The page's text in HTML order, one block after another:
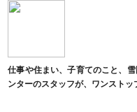
仕事や住まい、子育てのこと、
ンターのスタッフが、ワンストッ